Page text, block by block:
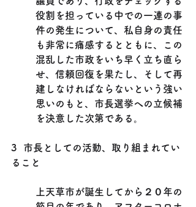
役割を担っている中での一連の事
件の発生について、私自身の責任
も非常に痛感するとともに、この
混乱した市政をいち早く立ち直ら
せ、信頼回復を果たし、そして再
建しなければならないという強い
思いのもと、市長選挙への立候補
を決意した次第である。
3  市長としての活動、取り組まれてい
ること
上天草市が誕生してから２０年の